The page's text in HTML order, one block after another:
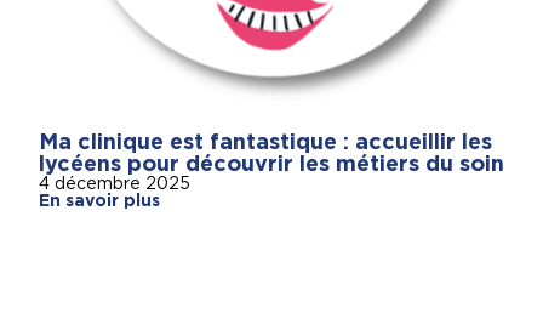
Ma clinique est fantastique : accueillir les
lycéens pour découvrir les métiers du soin
4 décembre 2025
En savoir plus